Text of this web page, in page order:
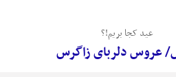
عید کجا بریم!؟
عروس دلربای زاگرس